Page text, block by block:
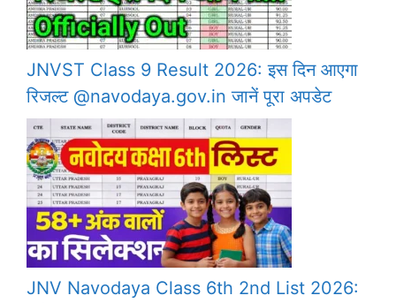
JNVST Class 9 Result 2026: इस दिन आएगा
रिजल्ट @navodaya.gov.in जानें पूरा अपडेट
JNV Navodaya Class 6th 2nd List 2026: